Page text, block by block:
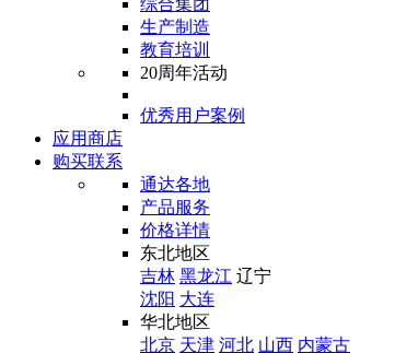
综合集团
生产制造
教育培训
20周年活动
优秀用户案例
应用商店
购买联系
通达各地
产品服务
价格详情
东北地区
吉林 黑龙江 辽宁
沈阳 大连
华北地区
北京 天津 河北 山西 内蒙古